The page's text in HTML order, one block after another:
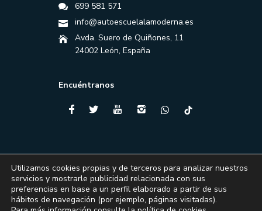
699 581 571
info@autoescuelalamoderna.es
Avda. Suero de Quiñones, 11
24002 León, España
Encuéntranos
Utilizamos cookies propias y de terceros para analizar nuestros
servicios y mostrarle publicidad relacionada con sus
preferencias en base a un perfil elaborado a partir de sus
hábitos de navegación (por ejemplo, páginas visitadas).